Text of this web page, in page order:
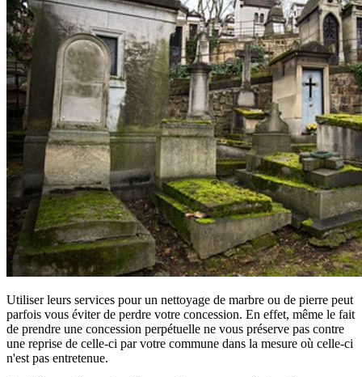
Utiliser leurs services pour un nettoyage de marbre ou de pierre peut
parfois vous éviter de perdre votre concession. En effet, même le fait
de prendre une concession perpétuelle ne vous préserve pas contre
une reprise de celle-ci par votre commune dans la mesure où celle-ci
n'est pas entretenue.